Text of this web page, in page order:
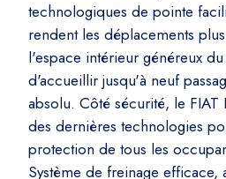
technologiques de pointe
rendent les déplacements
l'espace intérieur généreux
d'accueillir jusqu'à neuf
absolu. Côté sécurité, le
des dernières technologies
protection de tous les
Système de freinage efficace,